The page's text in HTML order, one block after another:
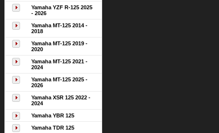
Yamaha YZF R-125 2025
- 2026
Yamaha MT-125 2014 -
2018
Yamaha MT-125 2019 -
2020
Yamaha MT-125 2021 -
2024
Yamaha MT-125 2025 -
2026
Yamaha XSR 125 2022 -
2024
Yamaha YBR 125
Yamaha TDR 125